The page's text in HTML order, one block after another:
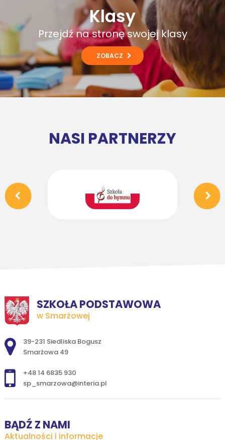
Klasy
Przejdź na stronę swojej klasy
ZOBACZ
NASI PARTNERZY
SZKOŁA PODSTAWOWA
w Smarżowej
Adres pocztowy:
39-231 Siedliska Bogusz
Smarżowa 49
+48 14 6835 930
sp_smarzowa@interia.pl
BĄDŹ Z NAMI
Aktualności i informacje